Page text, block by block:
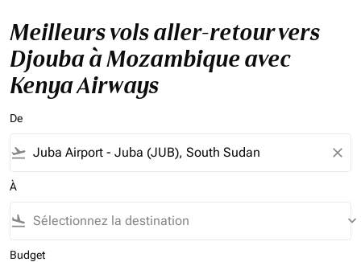
Meilleurs vols aller-retour vers
Djouba à Mozambique avec
Kenya Airways
De
flight_takeoff close
À
flight_land keyboard_arrow_down
Budget